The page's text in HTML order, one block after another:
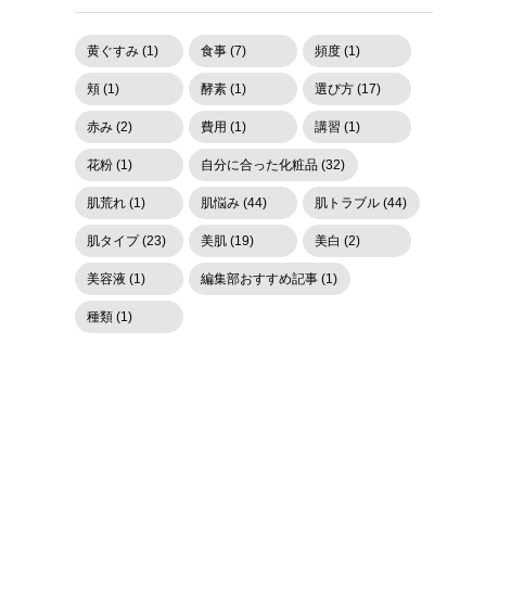
黄ぐすみ (1) 食事 (7) 頻度 (1)
頬 (1) 酵素 (1) 選び方 (17)
赤み (2) 費用 (1) 講習 (1)
花粉 (1) 自分に合った化粧品 (32)
肌荒れ (1) 肌悩み (44) 肌トラブル (44)
肌タイプ (23) 美肌 (19) 美白 (2)
美容液 (1) 編集部おすすめ記事 (1)
種類 (1)